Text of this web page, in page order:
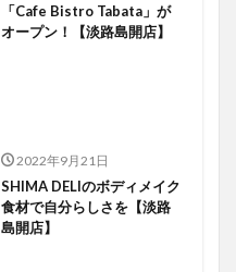
「Cafe Bistro Tabata」が
オープン！【淡路島開店】
2022年9月21日
SHIMA DELIのボディメイク
食材で自分らしさを【淡路
島開店】